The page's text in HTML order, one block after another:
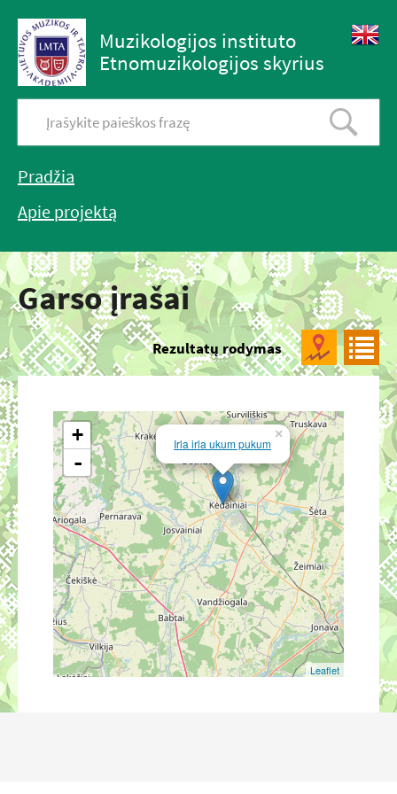
Muzikologijos instituto
Etnomuzikologijos skyrius
Pradžia
Apie projektą
Garso įrašai
Rezultatų rodymas
×
Irla irla ukum pukum
+
-
Leaflet